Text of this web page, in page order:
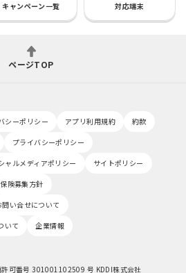
キャンペーン一覧 対応端末
ページTOP
シーポリシー アプリ利用規約
約款
プライバシーポリシー
ャルメディアポリシー
サイトポリシー
保険募集方針
い合せについて
いて
企業情報
可番号 301001102509 号 KDDI株式会社